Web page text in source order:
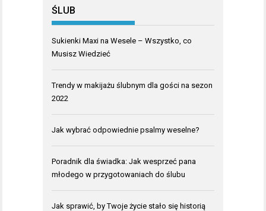
ŚLUB
Sukienki Maxi na Wesele – Wszystko, co
Musisz Wiedzieć
Trendy w makijażu ślubnym dla gości na sezon
2022
Jak wybrać odpowiednie psalmy weselne?
Poradnik dla świadka: Jak wesprzeć pana
młodego w przygotowaniach do ślubu
Jak sprawić, by Twoje życie stało się historią